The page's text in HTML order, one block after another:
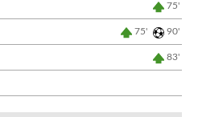
75'
75' 90'
83'